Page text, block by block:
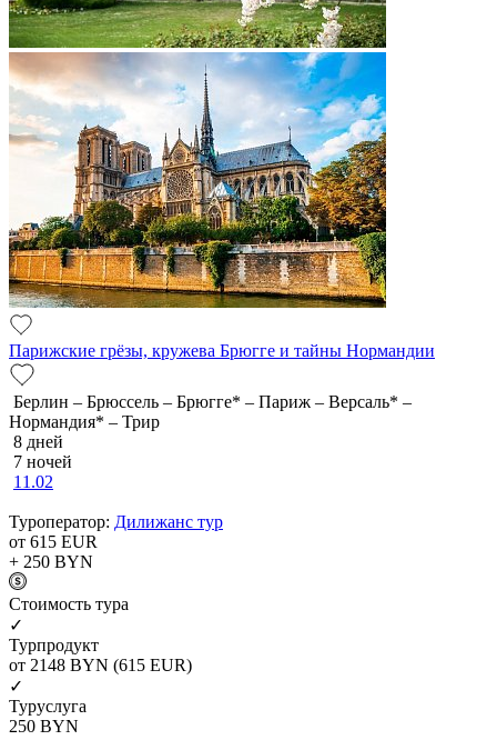
Парижские грёзы, кружева Брюгге и тайны Нормандии
Берлин – Брюссель – Брюгге* – Париж – Версаль* –
Нормандия* – Трир
8 дней
7 ночей
11.02
Туроператор: Дилижанс тур
от 615 EUR
+ 250 BYN
Cтоимость тура
✓
Турпродукт
от 2148 BYN (615 EUR)
✓
Туруслуга
250 BYN